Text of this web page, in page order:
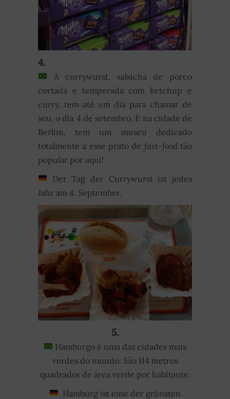
4.
A currywurst, salsicha de porco
cortada e temperada com ketchup e
curry, tem até um dia para chamar de
seu, o dia 4 de setembro. E na cidade de
Berlim, tem um museu dedicado
totalmente a esse prato de fast-foodtão
popular por aqui!
Der Tag der Currywurst ist jedes
Jahr am 4. September.
5.
Hamburgo é uma das cidades mais
verdes do mundo: São 114 metros
quadrados de área verde por habitante.
Hamburg ist eine der grünsten